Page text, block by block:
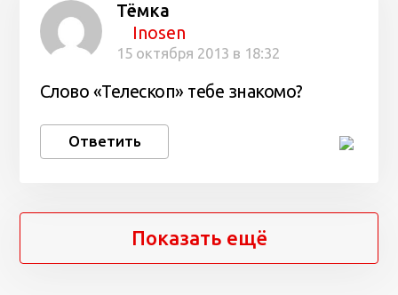
Тёмка
Inosen
15 октября 2013 в 18:32
Слово «Телескоп» тебе знакомо?
Ответить
Показать ещё